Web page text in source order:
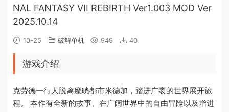
NAL FANTASY VII REBIRTH Ver1.003 MOD Ver
2025.10.14
10-25 破解单机 949 40
游戏介绍
克劳德一行人脱离魔晄都市米德加，踏进广袤的世界展开旅
程。 本作有全新的故事、在广阔世界中的自由冒险以及增进